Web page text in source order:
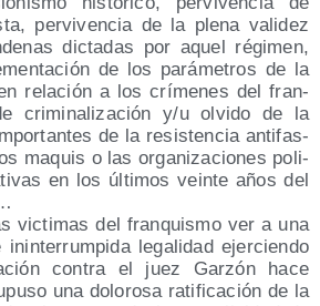
per­vi­ven­cia de la ple­na vali­dez
dic­ta­das por aquel régi­men,
de los pará­me­tros de la
rela­ción a los crí­me­nes del fran­
cri­mi­na­li­za­ción y/​u olvi­do de la
de la resis­ten­cia anti­fas­
maquis o las orga­ni­za­cio­nes poli­
en los últi­mos vein­te años del
vic­ti­mas del fran­quis­mo ver a una
inin­te­rrum­pi­da lega­li­dad ejer­cien­do
con­tra el juez Gar­zón hace
una dolo­ro­sa rati­fi­ca­ción de la